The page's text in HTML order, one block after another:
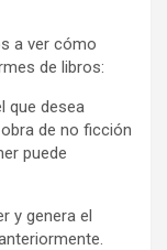
a ver cómo
de libros:
que desea
de no ficción
puede
y genera el